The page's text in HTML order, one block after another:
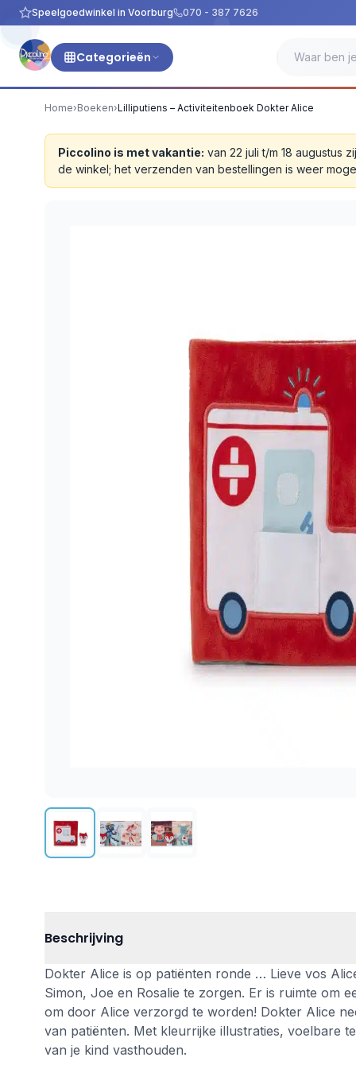
Speelgoedwinkel in Voorburg 070 - 387 7626
Categorieën
Home›Boeken›Lilliputiens – Activiteitenboek Dokter Alice
Piccolino is met vakantie: van 22 juli t/m 18 augustus
de winkel; het verzenden van bestellingen is weer
Beschrijving
Dokter Alice is op patiënten ronde … Lieve vos
Simon, Joe en Rosalie te zorgen. Er is ruimte om
om door Alice verzorgd te worden! Dokter Alice
van patiënten. Met kleurrijke illustraties, voelbare
van je kind vasthouden.